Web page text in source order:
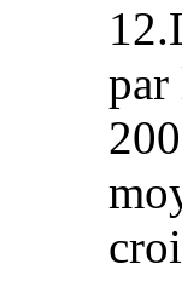
par